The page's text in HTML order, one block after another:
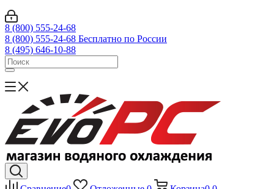
8 (800) 555-24-68
8 (800) 555-24-68 Бесплатно по России
8 (495) 646-10-88